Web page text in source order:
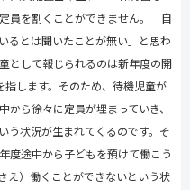
員を割くことができません。「自
るとは聞いたことが無い」と思わ
として報じられるのは新年度の開
します。そのため、待機児童が
ら徐々に定員が埋まっていき、
う状況が生まれてくるのです。そ
度途中から子どもを預けて働こう
え）働くことができないという状